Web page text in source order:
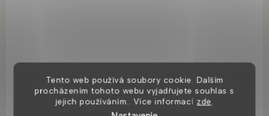
Tento web používá soubory cookie. Dalším
procházením tohoto webu vyjadřujete souhlas s
jejich používáním.. Více informací zde.
Corio vaňová batéria